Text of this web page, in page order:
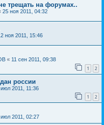
трещать на форумах..
25 ноя 2011, 04:32
ноя 2011, 15:46
« 11 сен 2011, 09:38
1 2
россии
2011, 11:36
1 2
2011, 02:27